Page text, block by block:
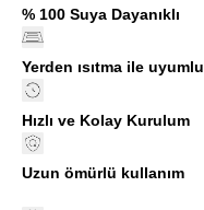
% 100 Suya Dayanıklı
Yerden ısıtma ile uyumlu
Hızlı ve Kolay Kurulum
Uzun ömürlü kullanım